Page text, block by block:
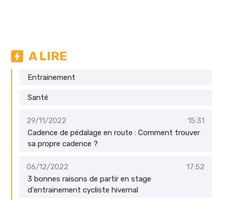
A LIRE
Entrainement
Santé
29/11/2022
15:31
Cadence de pédalage en route : Comment trouver
sa propre cadence ?
06/12/2022
17:52
3 bonnes raisons de partir en stage
d'entrainement cycliste hivernal